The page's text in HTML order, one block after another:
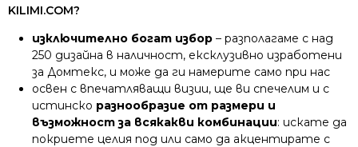
KILIMI.COM?
изключително богат избор – разполагаме с над
250 дизайна в наличност, ексклузивно изработени
за Домтекс, и може да ги намерите само при нас
освен с впечатляващи визии, ще ви спечелим и с
истинско разнообразие от размери и
възможност за всякакви комбинации: искате да
покриете целия под или само да акцентирате с